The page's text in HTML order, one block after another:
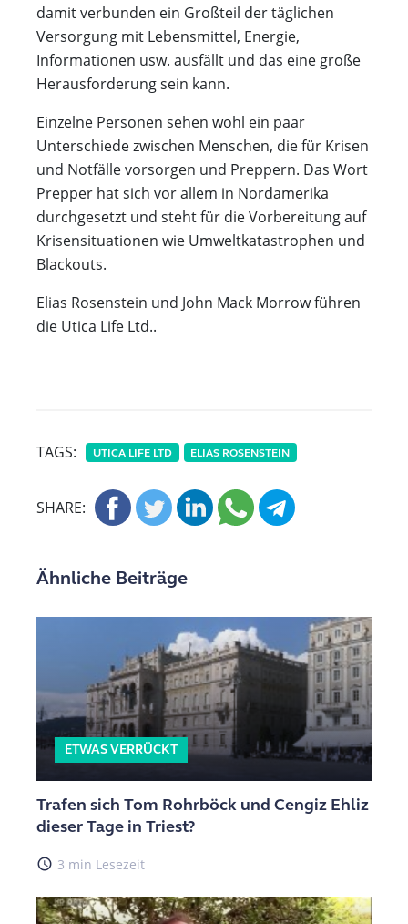
damit verbunden ein Großteil der täglichen
Versorgung mit Lebensmittel, Energie,
Informationen usw. ausfällt und das eine große
Herausforderung sein kann.
Einzelne Personen sehen wohl ein paar
Unterschiede zwischen Menschen, die für Krisen
und Notfälle vorsorgen und Preppern. Das Wort
Prepper hat sich vor allem in Nordamerika
durchgesetzt und steht für die Vorbereitung auf
Krisensituationen wie Umweltkatastrophen und
Blackouts.
Elias Rosenstein und John Mack Morrow führen
die Utica Life Ltd..
TAGS: UTICA LIFE LTD ELIAS ROSENSTEIN
SHARE:
Ähnliche Beiträge
ETWAS VERRÜCKT
Trafen sich Tom Rohrböck und Cengiz Ehliz
dieser Tage in Triest?
access_time 3 min Lesezeit